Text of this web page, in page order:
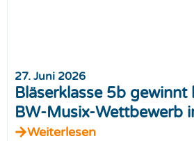
27. Juni 2026
Bläserklasse 5b gewinnt
BW-Musix-Wettbewerb
Weiterlesen